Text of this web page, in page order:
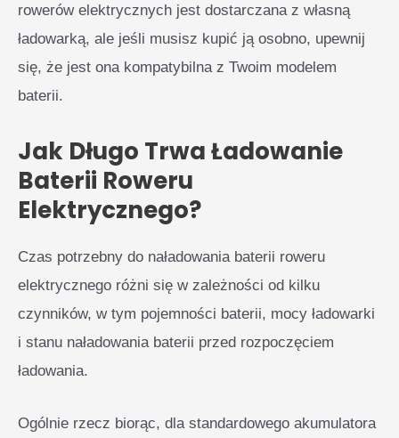
rowerów elektrycznych jest dostarczana z własną
ładowarką, ale jeśli musisz kupić ją osobno, upewnij
się, że jest ona kompatybilna z Twoim modelem
baterii.
Jak Długo Trwa Ładowanie
Baterii Roweru
Elektrycznego?
Czas potrzebny do naładowania baterii roweru
elektrycznego różni się w zależności od kilku
czynników, w tym pojemności baterii, mocy ładowarki
i stanu naładowania baterii przed rozpoczęciem
ładowania.
Ogólnie rzecz biorąc, dla standardowego akumulatora